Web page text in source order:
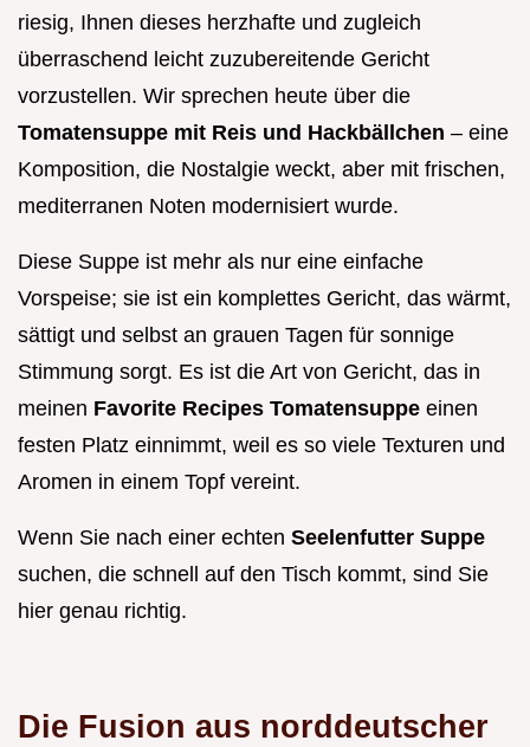
riesig, Ihnen dieses herzhafte und zugleich
überraschend leicht zuzubereitende Gericht
vorzustellen. Wir sprechen heute über die
Tomatensuppe mit Reis und Hackbällchen – eine
Komposition, die Nostalgie weckt, aber mit frischen,
mediterranen Noten modernisiert wurde.
Diese Suppe ist mehr als nur eine einfache
Vorspeise; sie ist ein komplettes Gericht, das wärmt,
sättigt und selbst an grauen Tagen für sonnige
Stimmung sorgt. Es ist die Art von Gericht, das in
meinen Favorite Recipes Tomatensuppe einen
festen Platz einnimmt, weil es so viele Texturen und
Aromen in einem Topf vereint.
Wenn Sie nach einer echten Seelenfutter Suppe
suchen, die schnell auf den Tisch kommt, sind Sie
hier genau richtig.
Die Fusion aus norddeutscher